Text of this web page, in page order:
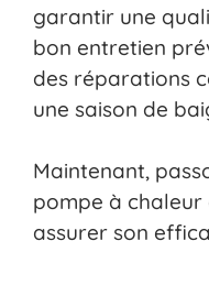
garantir une
bon entretien
des réparations
une saison de
Maintenant,
pompe à
assurer son